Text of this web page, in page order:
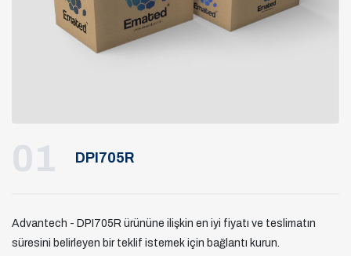
01 DPI705R
Advantech - DPI705R ürününe ilişkin en iyi fiyatı ve teslimatın
süresini belirleyen bir teklif istemek için bağlantı kurun.